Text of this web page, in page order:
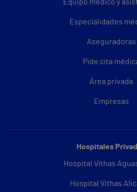
Equipo médico y
Especialidades
Aseguradoras
Pide cita
Área privada
Empresas
Hospitales
Hospital Vithas
Hospital Vithas